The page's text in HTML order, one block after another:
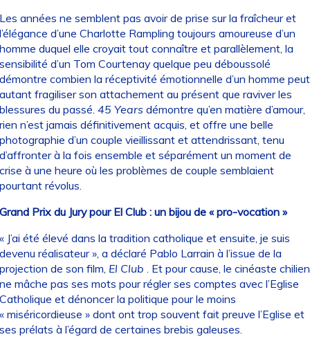
années ne semblent pas avoir de prise sur la fraîcheur et
d’une Charlotte Rampling toujours amoureuse d’un
duquel elle croyait tout connaître et parallèlement, la
d’un Tom Courtenay quelque peu déboussolé
combien la réceptivité émotionnelle d’un homme peut
fragiliser son attachement au présent que raviver les
du passé. 45 Years démontre qu’en matière d’amour,
n’est jamais définitivement acquis, et offre une belle
d’un couple vieillissant et attendrissant, tenu
à la fois ensemble et séparément un moment de
à une heure où les problèmes de couple semblaient
révolus.
Prix du Jury pour El Club : un bijou de « pro-vocation »
J’ai été élevé dans la tradition catholique et ensuite, je suis
réalisateur », a déclaré Pablo Larrain à l’issue de la
de son film, El Club . Et pour cause, le cinéaste chilien
mâche pas ses mots pour régler ses comptes avec l’Eglise
et dénoncer la politique pour le moins
miséricordieuse » dont ont trop souvent fait preuve l’Eglise et
prélats à l’égard de certaines brebis galeuses.